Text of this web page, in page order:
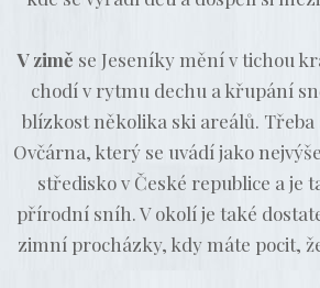
V zimě se Jeseníky mění v tichou
chodí v rytmu dechu a křupání
blízkost několika ski areálů.
Ovčárna, který se uvádí jako
středisko v České republice a je
přírodní sníh. V okolí je také
zimní procházky, kdy máte pocit,